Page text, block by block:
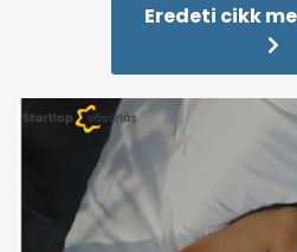
Eredeti cikk